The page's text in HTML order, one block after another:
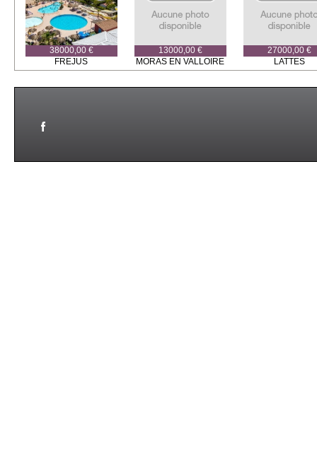
38000,00 €
FREJUS
13000,00 €
MORAS EN VALLOIRE
27000,00 €
LATTES